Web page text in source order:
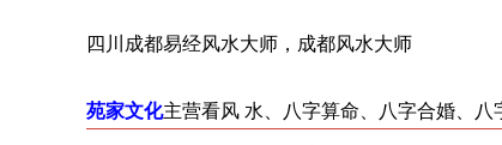
四川成都易经风水大师，成都风水大师
苑家文化主营看风 水、八字算命、八字合婚、八